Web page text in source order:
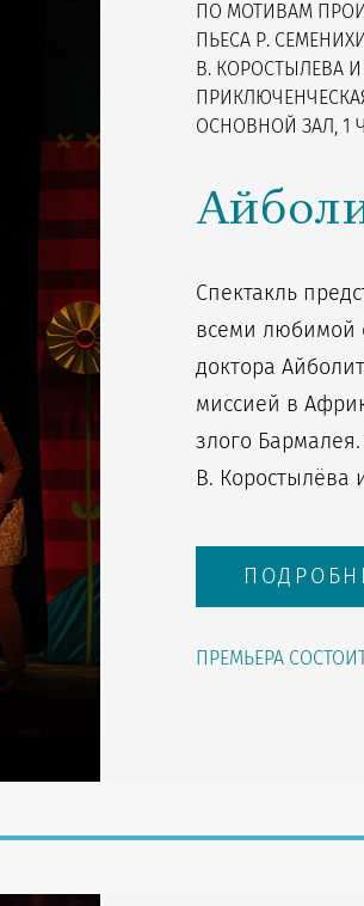
ПО МОТИВАМ
ПЬЕСА Р.
В. КОРОСТЫЛЕВА
ОСНОВНОЙ ЗАЛ, 1
Спектакль
всеми любимой
доктора
миссией в
злого
В. Коростылёва
ПРЕМЬЕРА